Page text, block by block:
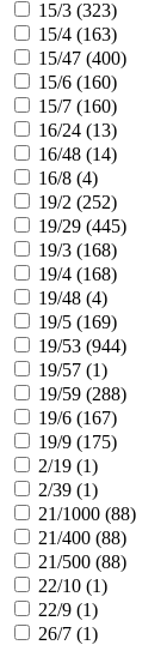
15/3 (323)
15/4 (163)
15/47 (400)
15/6 (160)
15/7 (160)
16/24 (13)
16/48 (14)
16/8 (4)
19/2 (252)
19/29 (445)
19/3 (168)
19/4 (168)
19/48 (4)
19/5 (169)
19/53 (944)
19/57 (1)
19/59 (288)
19/6 (167)
19/9 (175)
2/19 (1)
2/39 (1)
21/1000 (88)
21/400 (88)
21/500 (88)
22/10 (1)
22/9 (1)
26/7 (1)